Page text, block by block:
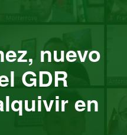
nuevo
GDR
en